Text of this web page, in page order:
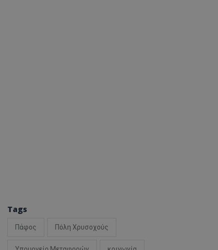
Tags
Πάφος Πόλη Χρυσοχούς